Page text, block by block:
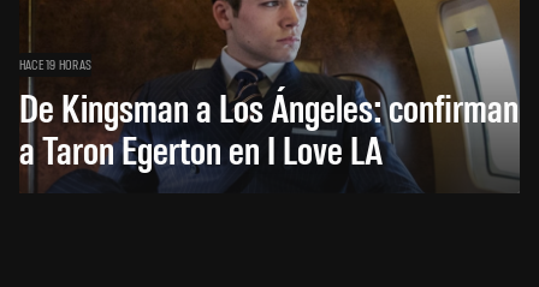
HACE 19 HORAS
De Kingsman a Los Ángeles: confirman
a Taron Egerton en I Love LA